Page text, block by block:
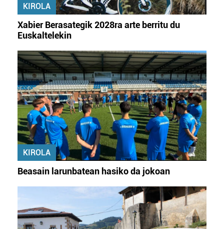
KIROLA
Xabier Berasategik 2028ra arte berritu du
Euskaltelekin
KIROLA
Beasain larunbatean hasiko da jokoan